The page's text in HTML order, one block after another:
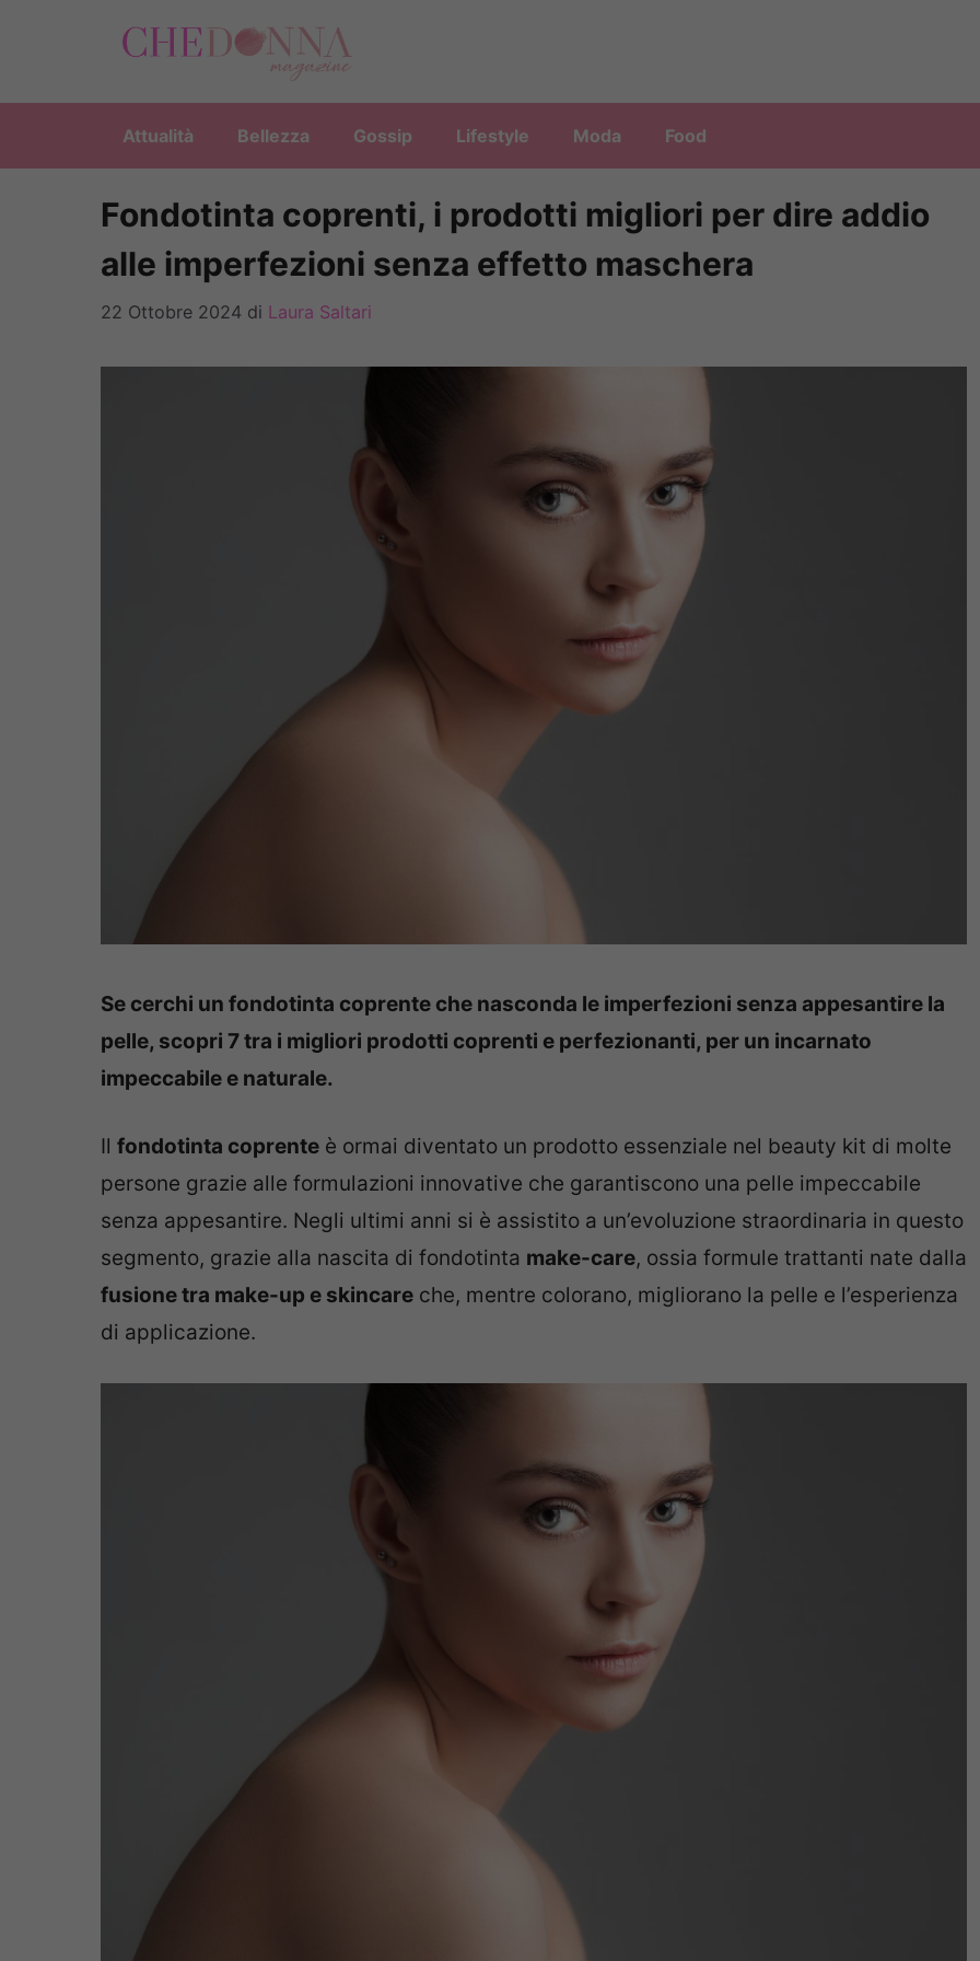
Attualità Bellezza Gossip Lifestyle Moda Food
Fondotinta coprenti, i prodotti migliori per dire addio
alle imperfezioni senza effetto maschera
22 Ottobre 2024 di Laura Saltari
Se cerchi un fondotinta coprente che nasconda le imperfezioni senza appesantire la
pelle, scopri 7 tra i migliori prodotti coprenti e perfezionanti, per un incarnato
impeccabile e naturale.
Il fondotinta coprente è ormai diventato un prodotto essenziale nel beauty kit di molte
persone grazie alle formulazioni innovative che garantiscono una pelle impeccabile
senza appesantire. Negli ultimi anni si è assistito a un’evoluzione straordinaria in questo
segmento, grazie alla nascita di fondotinta make-care, ossia formule trattanti nate dalla
fusione tra make-up e skincare che, mentre colorano, migliorano la pelle e l’esperienza
di applicazione.